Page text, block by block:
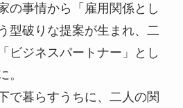
の事情から「雇用関係とし
型破りな提案が生まれ、二
ビジネスパートナー」とし
。
で暮らすうちに、二人の関